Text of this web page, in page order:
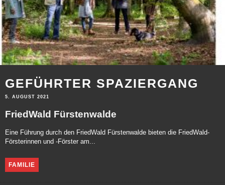
GEFÜHRTER SPAZIERGANG
5. AUGUST 2021
FriedWald Fürstenwalde
Eine Führung durch den FriedWald Fürstenwalde bieten die FriedWald-
Försterinnen und -Förster am...
FAMILIE